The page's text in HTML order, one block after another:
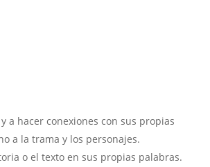
a hacer conexiones con sus propias
a la trama y los personajes.
o el texto en sus propias palabras.